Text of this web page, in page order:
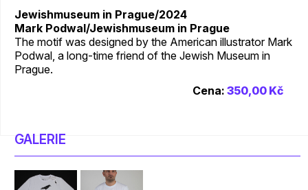
Jewishmuseum in Prague/2024
Mark Podwal/Jewishmuseum in Prague
The motif was designed by the American illustrator Mark
Podwal, a long-time friend of the Jewish Museum in
Prague.
Cena: 350,00 Kč
GALERIE